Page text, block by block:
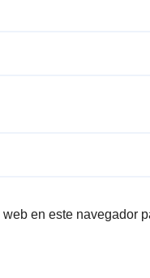
en este navegador